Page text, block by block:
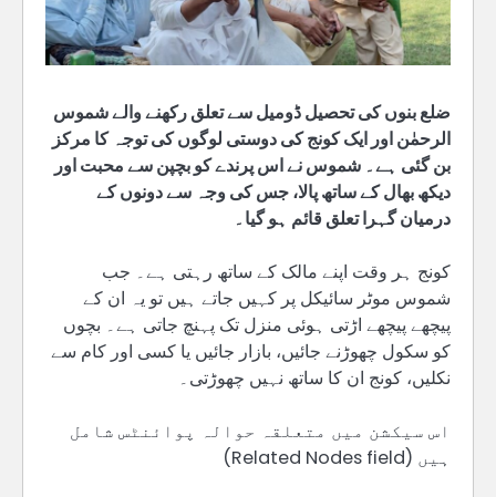
ضلع بنوں کی تحصیل ڈومیل سے تعلق رکھنے والے شموس
الرحمٰن اور ایک کونج کی دوستی لوگوں کی توجہ کا مرکز
بن گئی ہے۔ شموس نے اس پرندے کو بچپن سے محبت اور
دیکھ بھال کے ساتھ پالا، جس کی وجہ سے دونوں کے
درمیان گہرا تعلق قائم ہو گیا۔
کونج ہر وقت اپنے مالک کے ساتھ رہتی ہے۔ جب
شموس موٹر سائیکل پر کہیں جاتے ہیں تو یہ ان کے
پیچھے پیچھے اڑتی ہوئی منزل تک پہنچ جاتی ہے۔ بچوں
کو سکول چھوڑنے جائیں، بازار جائیں یا کسی اور کام سے
نکلیں، کونج ان کا ساتھ نہیں چھوڑتی۔
اس سیکشن میں متعلقہ حوالہ پوائنٹس شامل
ہیں (Related Nodes field)